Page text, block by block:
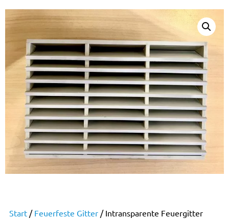
Start/ Feuerfeste Gitter/ Intransparente Feuergitter